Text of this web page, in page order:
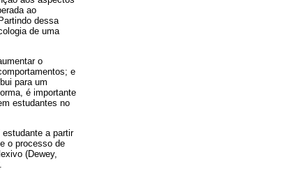
ao
dessa
de uma
o
e
para um
é importante
estudantes no
a partir
o processo de
(Dewey,